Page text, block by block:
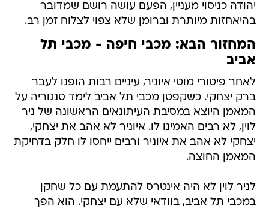
יהודה כניסוי מעניין, הפעם עושה רושם שמדובר
בהיאחזות מיותרת וברומן שלא צפוי לצלוח זמן רב.
המחזור הבא: מכבי חיפה - מכבי תל
אביב
לאחר פיטורי מוטי איוניר, עיניים רבות הופנו לעבר
ברק יצחקי. כשקפטן מכבי תל אביב לימד סנגוריה על
המאמן היוצא במסיבת העיתונאים הראשונה של ניר
לוין, לא רבים האמינו לו. איוניר לא אהב את יצחקי,
יצחקי לא אהב את איוניר ורבים ייחסו לו חלק בדחיקת
המאמן החוצה.
לניר לוין לא היה אינטרס להתעמת עם כל שחקן
במכבי תל אביב, בוודאי שלא עם יצחקי. הוא הפך